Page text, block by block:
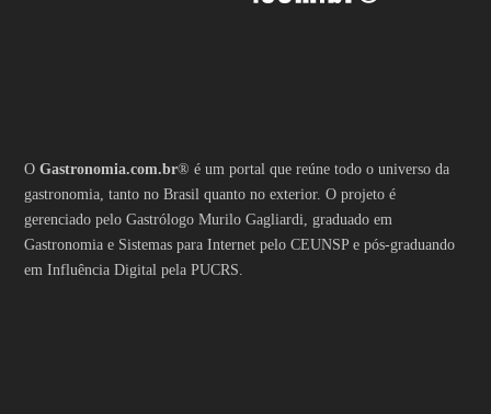
OGastronomia.com.br® é um portal que reúne todo o universo da
gastronomia, tanto no Brasil quanto no exterior. O projeto é
gerenciado pelo Gastrólogo Murilo Gagliardi, graduado em
Gastronomia e Sistemas para Internet pelo CEUNSP e pós-graduando
em Influência Digital pela PUCRS.